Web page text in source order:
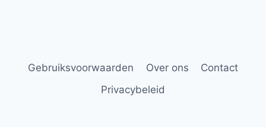
Gebruiksvoorwaarden Over ons
Contact
Privacybeleid